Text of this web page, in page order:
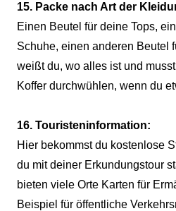
15. Packe nach Art der
Einen Beutel für deine Tops,
Schuhe, einen anderen Beutel
weißt du, wo alles ist und
Koffer durchwühlen, wenn du
16. Touristeninformation:
Hier bekommst du kostenlose
du mit deiner Erkundungstour
bieten viele Orte Karten für
Beispiel für öffentliche